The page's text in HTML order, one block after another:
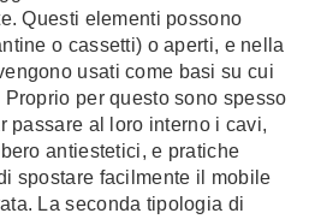
Questi elementi possono
o cassetti) o aperti, e nella
usati come basi su cui
per questo sono spesso
passare al loro interno i cavi,
antiestetici, e pratiche
spostare facilmente il mobile
La seconda tipologia di